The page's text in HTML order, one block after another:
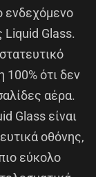
ενδεχόμενο
Liquid Glass.
100% ότι δεν
αέρα.
Glass είναι
οθόνης,
εύκολο